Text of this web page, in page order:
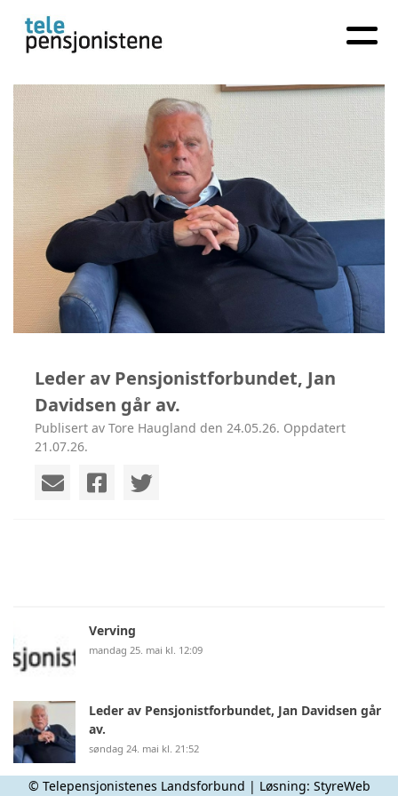
Leder av Pensjonistforbundet, Jan
Davidsen går av.
Publisert av Tore Haugland den 24.05.26. Oppdatert
21.07.26.
Verving
mandag 25. mai kl. 12:09
Leder av Pensjonistforbundet, Jan Davidsen går
av.
søndag 24. mai kl. 21:52
her er hva du får i ny pensjon - fra NAV ..
© Telepensjonistenes Landsforbund | Løsning: StyreWeb